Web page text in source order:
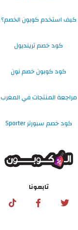
كيف استخدم كوبون الخصم؟
كود خصم ترينديول
كود كوبون خصم نون
مراجعة المنتجات في المغرب
كود خصم سبورتر Sporter
تابعونا